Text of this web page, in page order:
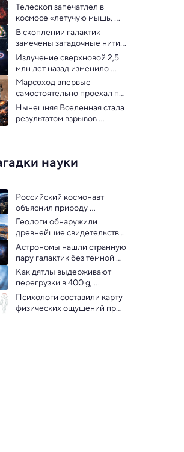
Телескоп запечатлел в
космосе «летучую мышь,
расправившую крылья» —
видео
В скоплении галактик
замечены загадочные нити
длиной более 200 000
световых лет
Излучение сверхновой 2,5
млн лет назад изменило
эволюцию вирусов на
Земле
Марсоход впервые
самостоятельно проехал по
Марсу с помощью ИИ:
видео
Нынешняя Вселенная стала
результатом взрывов
науки
Российский космонавт
объяснил природу
запечатленных им НЛО
Геологи обнаружили
древнейшие свидетельства
существования магнитного
поля Земли
Астрономы нашли странную
пару галактик без темной
материи
Как дятлы выдерживают
перегрузки в 400 g,
выяснили биологи
Психологи составили карту
физических ощущений при